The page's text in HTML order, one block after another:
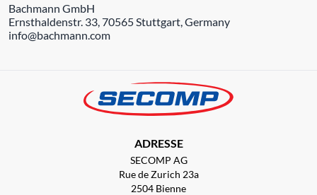
Bachmann GmbH
Ernsthaldenstr. 33, 70565 Stuttgart, Germany
info@bachmann.com
ADRESSE
SECOMP AG
Rue de Zurich 23a
2504 Bienne